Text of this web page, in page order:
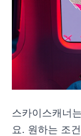
스카이스캐너
요. 원하는 조